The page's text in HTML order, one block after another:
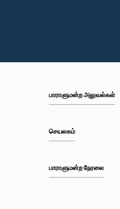
பாராளுமன்ற அலுவல்கள்
செயலகம்
பாராளுமன்ற நேரலை